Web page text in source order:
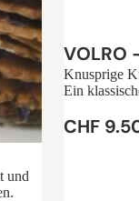
und
VOLRO
Knusprige
Ein
CHF